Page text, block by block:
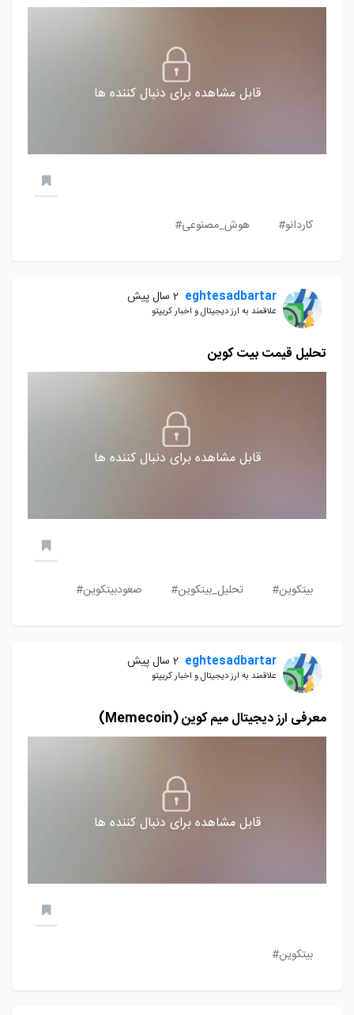
قابل مشاهده برای دنبال کننده ها
کاردانو# هوش_مصنوعی#
eghtesadbartar 2 سال پیش
علاقمند به ارز دیجیتال و اخبار کریپتو
تحلیل قیمت بیت کوین
قابل مشاهده برای دنبال کننده ها
بیتکوین# تحلیل_بیتکوین# صعودبیتکوین#
eghtesadbartar 2 سال پیش
علاقمند به ارز دیجیتال و اخبار کریپتو
معرفی ارز دیجیتال میم کوین (Memecoin)
قابل مشاهده برای دنبال کننده ها
بیتکوین#